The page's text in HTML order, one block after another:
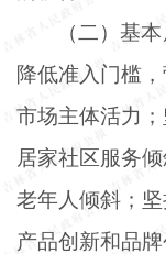
（二）基
降低准入门槛
市场主体活力
居家社区服务
老年人倾斜；
产品创新和品